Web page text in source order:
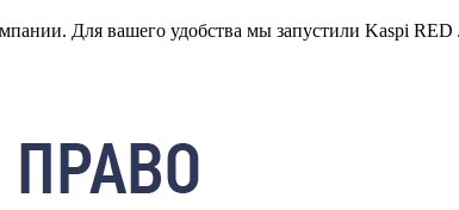
Для вашего удобства мы запустили Kaspi